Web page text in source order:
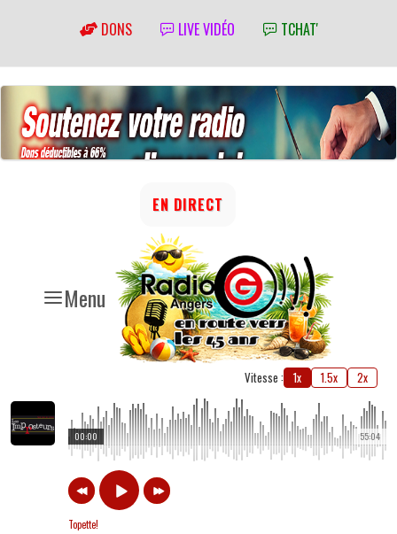
DONS LIVE VIDÉO TCHAT'
Menu
EN DIRECT
Vitesse : 1x 1.5x 2x
55:04
00:00
Topette!